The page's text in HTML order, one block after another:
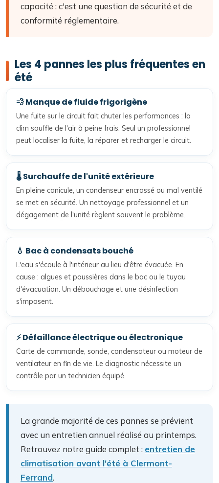
capacité : c'est une question de sécurité et de
conformité réglementaire.
Les 4 pannes les plus fréquentes en
été
💨 Manque de fluide frigorigène
Une fuite sur le circuit fait chuter les performances : la
clim souffle de l'air à peine frais. Seul un professionnel
peut localiser la fuite, la réparer et recharger le circuit.
🌡️ Surchauffe de l'unité extérieure
En pleine canicule, un condenseur encrassé ou mal ventilé
se met en sécurité. Un nettoyage professionnel et un
dégagement de l'unité règlent souvent le problème.
💧 Bac à condensats bouché
L'eau s'écoule à l'intérieur au lieu d'être évacuée. En
cause : algues et poussières dans le bac ou le tuyau
d'évacuation. Un débouchage et une désinfection
s'imposent.
⚡ Défaillance électrique ou électronique
Carte de commande, sonde, condensateur ou moteur de
ventilateur en fin de vie. Le diagnostic nécessite un
contrôle par un technicien équipé.
La grande majorité de ces pannes se prévient
avec un entretien annuel réalisé au printemps.
Retrouvez notre guide complet : entretien de
climatisation avant l'été à Clermont-
Ferrand.